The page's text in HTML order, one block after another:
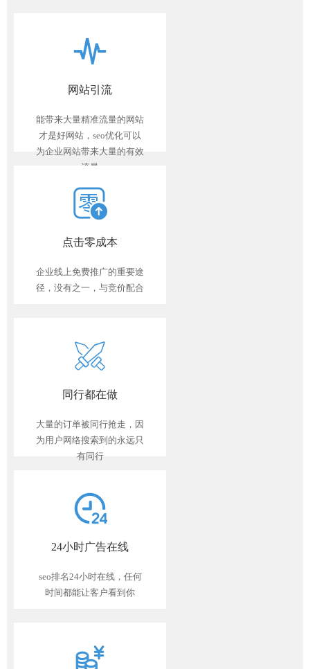
网站引流
能带来大量精准流量的网站
才是好网站，seo优化可以
为企业网站带来大量的有效
流量
点击零成本
企业线上免费推广的重要途
径，没有之一，与竞价配合
同行都在做
大量的订单被同行抢走，因
为用户网络搜索到的永远只
有同行
24小时广告在线
seo排名24小时在线，任何
时间都能让客户看到你